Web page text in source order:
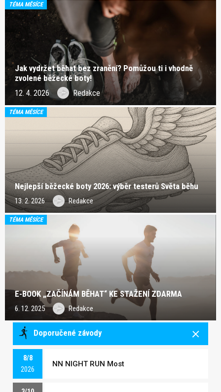
TÉMA MĚSÍCE
Jak vydržet běhat bez zranění? Pomůžou ti i vhodně
zvolené běžecké boty!
12. 4. 2026 Redakce
TÉMA MĚSÍCE
Nejlepší běžecké boty 2026: výběr testerů Světa běhu
13. 2. 2026 Redakce
TÉMA MĚSÍCE
E-BOOK „ZAČÍNÁM BĚHAT“ KE STAŽENÍ ZDARMA
6. 12. 2025 Redakce
Doporučené závody
8/8
2026
NN NIGHT RUN Most